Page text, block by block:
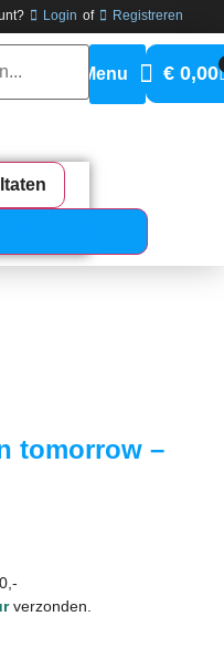
Login of Registreren
€0,00
tomorrow –
verzonden.